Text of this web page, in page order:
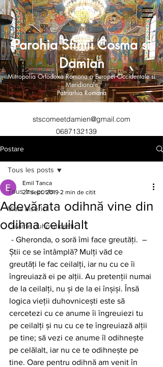
Parohia Sfintii Cosma si
Damian
Mitropolia Ortodoxa Romana a Europei Occidentale si
Meridionale
Patriarhia Romana
stscomeetdamien@gmail.com
0687132139
Postare
Tous les posts
Viata bisericii
Cuvinte duhovnicesti
Tous les posts
Adevărata odihnă vine din
odihna celuilalt
Emil Tanca
27 sept. 2019 2 min de citit
Ştii ce se întâmplă? Mulţi văd ce
greutăţi le fac ceilalţi, iar nu cu ce îi
îngreuiază ei pe alţii. Au pretenţii numai
de la ceilalţi, nu şi de la ei înşişi. Însă
logica vieţii duhovniceşti este să
cercetezi cu ce anume îi îngreuiezi tu
pe ceilalţi şi nu cu ce te îngreuiază alţii
pe tine; să vezi ce anume îl odihneşte
pe celălalt, iar nu ce te odihneşte pe
tine. Oare pentru odihnă am venit în